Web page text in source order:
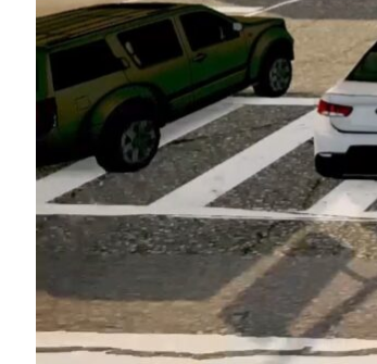
在虛擬環境裡駕車
自動駕駛車得能在不斷變化
道路上行駛，體驗駕駛人的
這正是許多業者與研究人員
Cognata 的虛擬環境讓這些
Cognata 的技術分為三個
圖和衛星影像的資料，自
擬城市景物，包括建築物、